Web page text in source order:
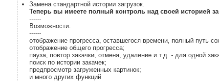
Замена стандартной истории загрузок.
Теперь вы имеете полный контроль над своей историей
------
Возможности:
------
отображение прогресса, оставшегося времени, полный путь
отображение общего прогресса;
пауза, повтор закачки, отмена, удаление и т.д. - для одной
поиск по истории закачек;
предпросмотр загруженных картинок;
и много других функций